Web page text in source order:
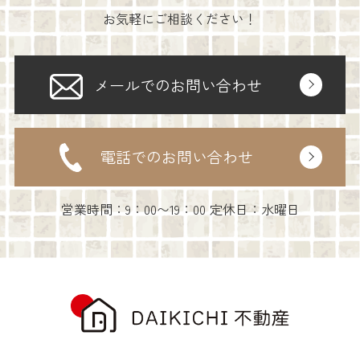
お気軽にご相談ください！
メールでのお問い合わせ
電話でのお問い合わせ
営業時間：9：00〜19：00 定休日：水曜日